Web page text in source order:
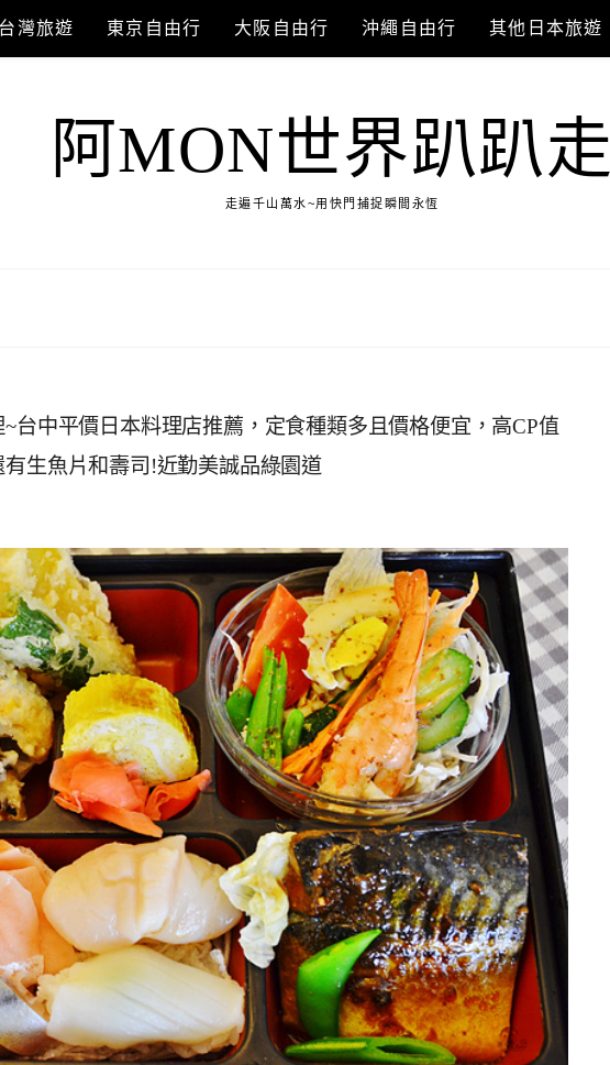
台灣旅遊 東京自由行 大阪自由行 沖繩自由行 其他日本旅遊
阿MON世界趴趴走
走遍千山萬水~用快門捕捉瞬間永恆
~台中平價日本料理店推薦，定食種類多且價格便宜，高CP值
生魚片和壽司!近勤美誠品綠園道